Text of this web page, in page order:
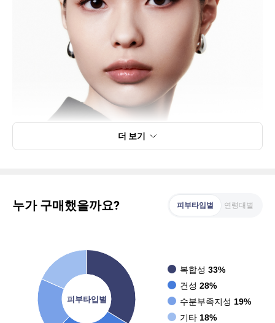
더 보기
누가 구매했을까요? 피부타입별 연령대별
피부타입별
복합성 33%
건성 28%
수분부족지성 19%
기타 18%